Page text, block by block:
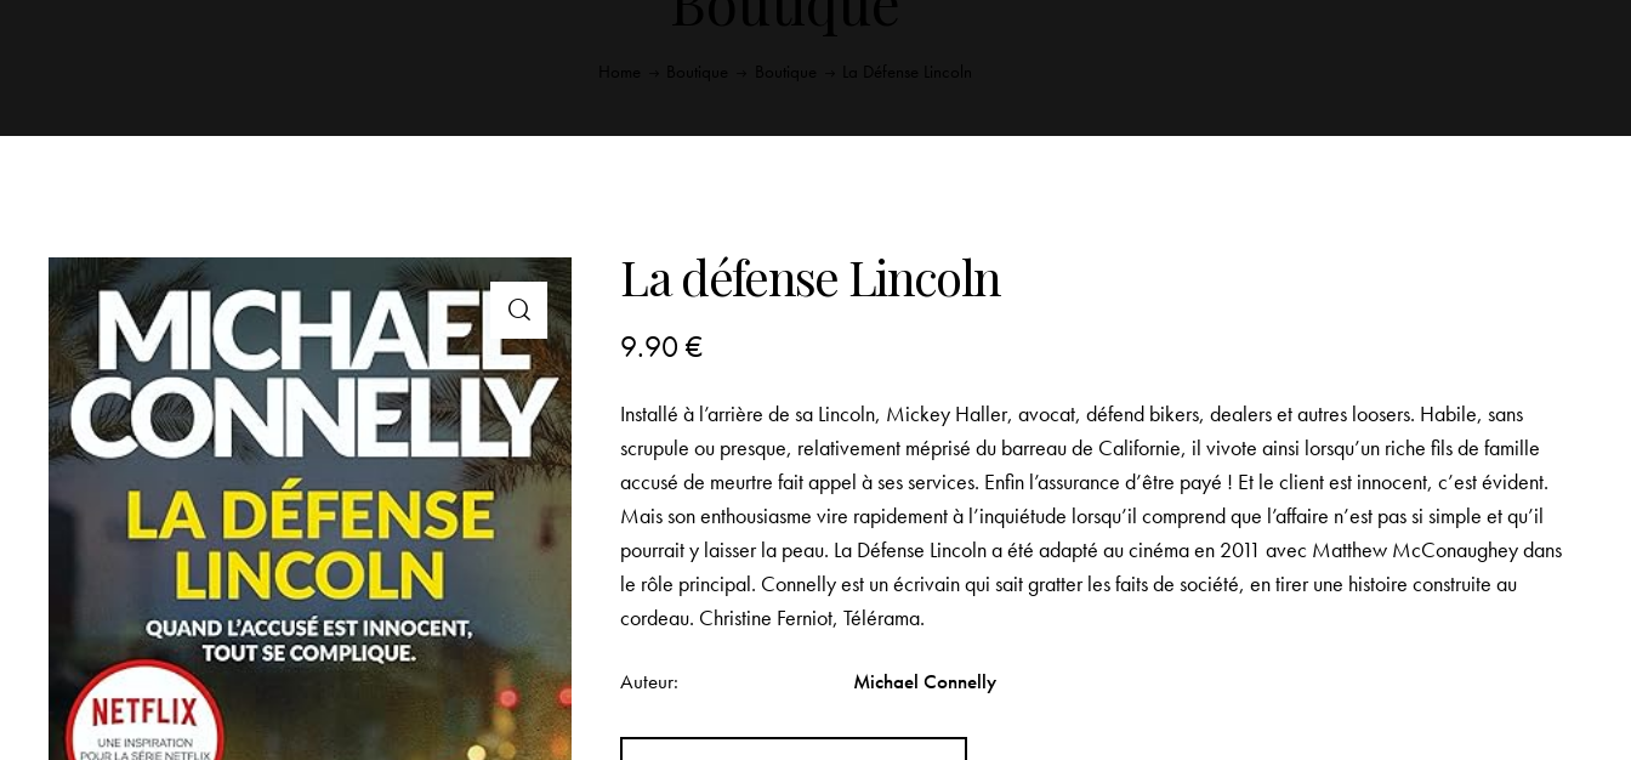
La défense Lincoln
9.90€
Installé à l’arrière de sa Lincoln, Mickey Haller, avocat, défend bikers, dealers et autres loosers. Habile, sans
scrupule ou presque, relativement méprisé du barreau de Californie, il vivote ainsi lorsqu’un riche fils de famille
accusé de meurtre fait appel à ses services. Enfin l’assurance d’être payé ! Et le client est innocent, c’est évident.
Mais son enthousiasme vire rapidement à l’inquiétude lorsqu’il comprend que l’affaire n’est pas si simple et qu’il
pourrait y laisser la peau. La Défense Lincoln a été adapté au cinéma en 2011 avec Matthew McConaughey dans
le rôle principal. Connelly est un écrivain qui sait gratter les faits de société, en tirer une histoire construite au
cordeau. Christine Ferniot, Télérama.
Auteur Michael Connelly